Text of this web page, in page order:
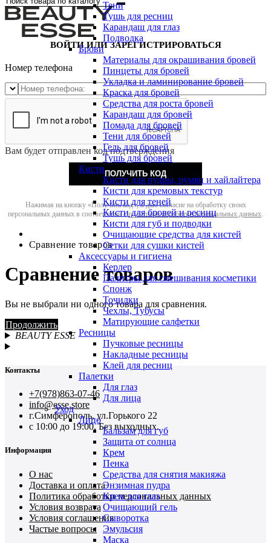
Тени
Тушь для ресниц
Карандаш для глаз
Подводка
Брови
Материалы для окрашивания бровей
Пинцеты для бровей
Укладка и ламинирование бровей
Краска для бровей
Средства для роста бровей
Карандаш для бровей
Помада для бровей
Тени для бровей
Гель для бровей
Тушь для бровей
Кисти
Кисти для пудры, румян и хайлайтера
Кисти для кремовых текстур
Кисти для теней
Кисти для бровей и ресниц
Кисти для губ и подводки
Очищающие средства для кистей
Сетки для сушки кистей
Аксессуары и гигиена
Керлер
Палитры для смешивания косметики
Спонж
Точилки
Чехлы, Тубусы
Матирующие салфетки
Ресницы
Пучковые ресницы
Накладные ресницы
Клей для ресниц
Палетки
Для глаз
Для лица
Уход
Лицо
Бальзам для губ
Защита от солнца
Крем
Пенка
Средства для снятия макияжа
Энзимная пудра
Крем для глаз
Очищающий гель
Сыворотка
Эмульсия
Маска
ВОЙТИ ИЛИ ЗАРЕГИСТРИРОВАТЬСЯ
Номер телефона
Вам будет отправлен код подтверждения
ПОЛУЧИТЬ КОД
Нажимая на кнопку «Получить код», я даю согласие на обработку своих
персональных данных в соответствии сполитикой обработки персональных данных.
Сравнение товаров
Сравнение товаров
Вы не выбрали ни одного товара для сравнения.
Продолжить
BEAUTY ESSE
Контакты
+7(978)863-07-46
info@esse.store
г.Симферополь, ул.Горького 22
с 10:00 до 19:00. Без выходных.
Информация
О нас
Доставка и оплата
Политика обработки персональных данных
Условия возврата
Условия соглашения
Частые вопросы